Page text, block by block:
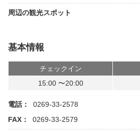
周辺の観光スポット
基本情報
チェックイン
15:00 〜20:00
電話：
0269-33-2578
FAX：
0269-33-2579